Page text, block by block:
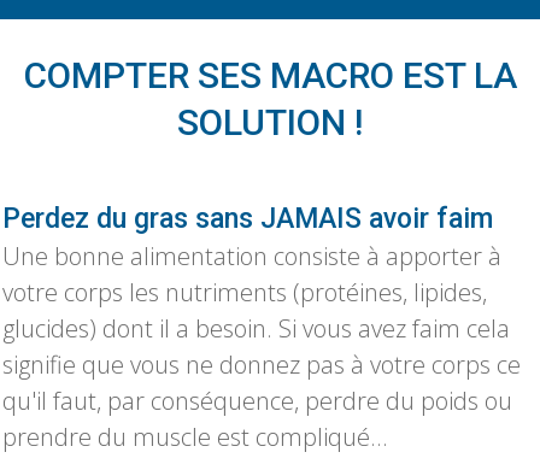
COMPTER SES MACRO EST LA
SOLUTION !
Perdez du gras sans JAMAIS avoir faim
Une bonne alimentation consiste à apporter à
votre corps les nutriments (protéines, lipides,
glucides) dont il a besoin. Si vous avez faim cela
signifie que vous ne donnez pas à votre corps ce
qu'il faut, par conséquence, perdre du poids ou
prendre du muscle est compliqué...